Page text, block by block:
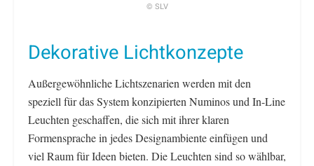
© SLV
Dekorative Lichtkonzepte
Außergewöhnliche Lichtszenarien werden mit den
speziell für das System konzipierten Numinos und In-Line
Leuchten geschaffen, die sich mit ihrer klaren
Formensprache in jedes Designambiente einfügen und
viel Raum für Ideen bieten. Die Leuchten sind so wählbar,